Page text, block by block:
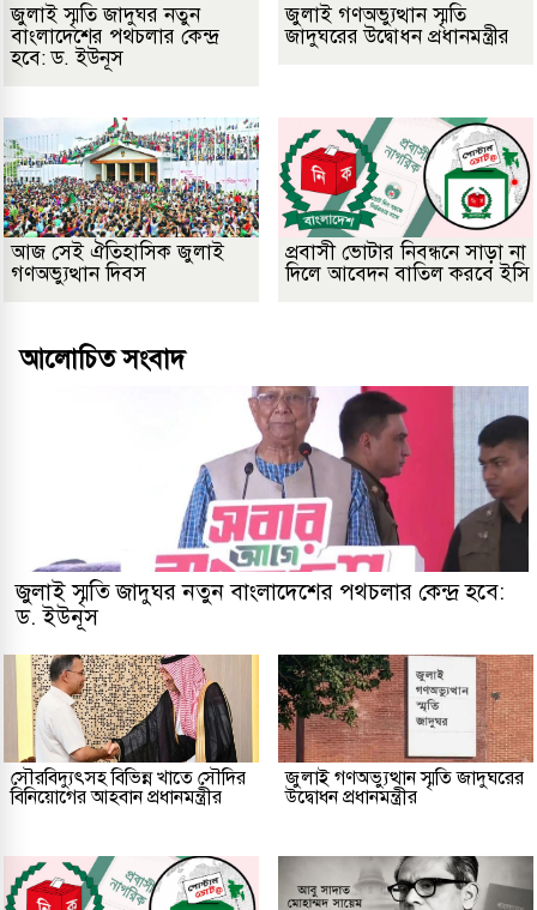
জুলাই স্মৃতি জাদুঘর নতুন
বাংলাদেশের পথচলার কেন্দ্র
হবে: ড. ইউনূস
জুলাই গণঅভ্যুত্থান স্মৃতি
জাদুঘরের উদ্বোধন প্রধানমন্ত্রীর
আজ সেই ঐতিহাসিক জুলাই
গণঅভ্যুত্থান দিবস
প্রবাসী ভোটার নিবন্ধনে সাড়া না
দিলে আবেদন বাতিল করবে ইসি
আলোচিত সংবাদ
জুলাই স্মৃতি জাদুঘর নতুন বাংলাদেশের পথচলার কেন্দ্র হবে:
ড. ইউনূস
সৌরবিদ্যুৎসহ বিভিন্ন খাতে সৌদির
বিনিয়োগের আহবান প্রধানমন্ত্রীর
জুলাই গণঅভ্যুত্থান স্মৃতি জাদুঘরের
উদ্বোধন প্রধানমন্ত্রীর